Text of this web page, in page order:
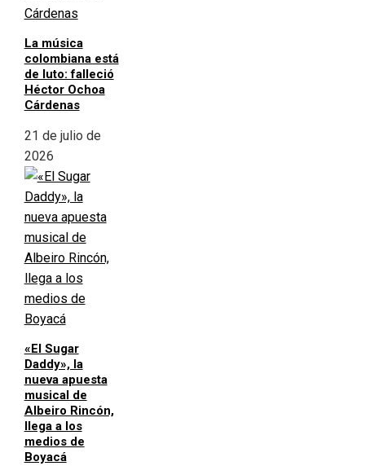
La música
colombiana está
de luto: falleció
Héctor Ochoa
Cárdenas
21 de julio de
2026
«El Sugar
Daddy», la
nueva apuesta
musical de
Albeiro Rincón,
llega a los
medios de
Boyacá